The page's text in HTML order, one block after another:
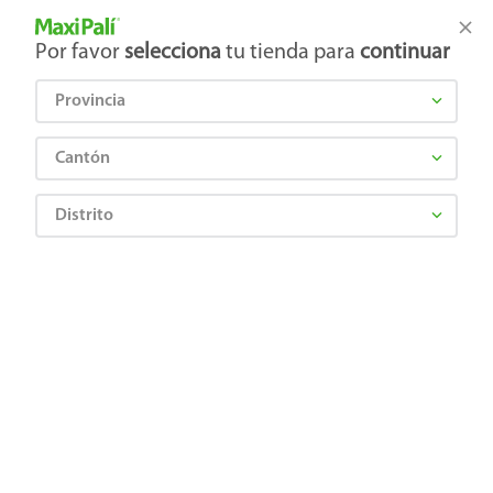
Tienda Maxi Palí
Por favor selecciona tu tienda para continuar
Provincia
Cantón
Distrito